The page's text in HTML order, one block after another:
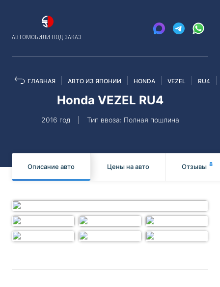
АВТОМОБИЛИ ПОД ЗАКАЗ
ГЛАВНАЯ АВТО ИЗ ЯПОНИИ HONDA VEZEL RU4
Honda VEZEL RU4
2016 год Тип ввоза: Полная пошлина
Описание авто Цены на авто Отзывы 8